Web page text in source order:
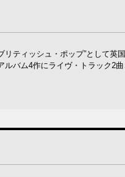
ティッシュ・ポップ”として英
バム4作にライヴ・トラック2